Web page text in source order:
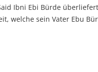
Ibni Ebi Bürde überliefert
welche sein Vater Ebu